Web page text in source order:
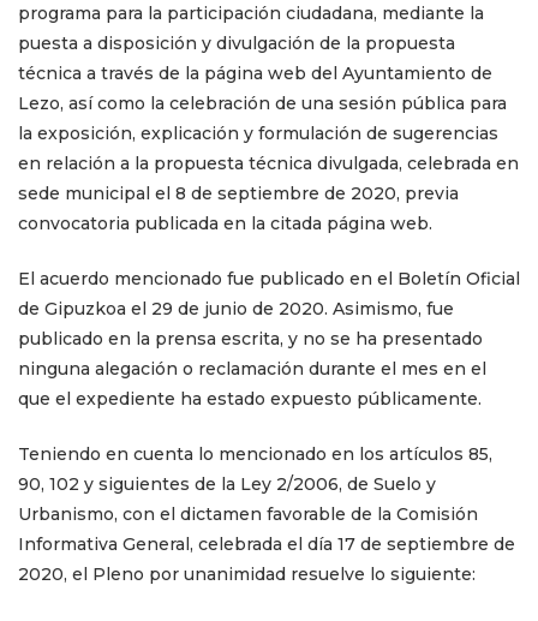
programa para la participación ciudadana, mediante la
puesta a disposición y divulgación de la propuesta
técnica a través de la página web del Ayuntamiento de
Lezo, así como la celebración de una sesión pública para
la exposición, explicación y formulación de sugerencias
en relación a la propuesta técnica divulgada, celebrada en
sede municipal el 8 de septiembre de 2020, previa
convocatoria publicada en la citada página web.
El acuerdo mencionado fue publicado en el Boletín Oficial
de Gipuzkoa el 29 de junio de 2020. Asimismo, fue
publicado en la prensa escrita, y no se ha presentado
ninguna alegación o reclamación durante el mes en el
que el expediente ha estado expuesto públicamente.
Teniendo en cuenta lo mencionado en los artículos 85,
90, 102 y siguientes de la Ley 2/2006, de Suelo y
Urbanismo, con el dictamen favorable de la Comisión
Informativa General, celebrada el día 17 de septiembre de
2020, el Pleno por unanimidad resuelve lo siguiente: